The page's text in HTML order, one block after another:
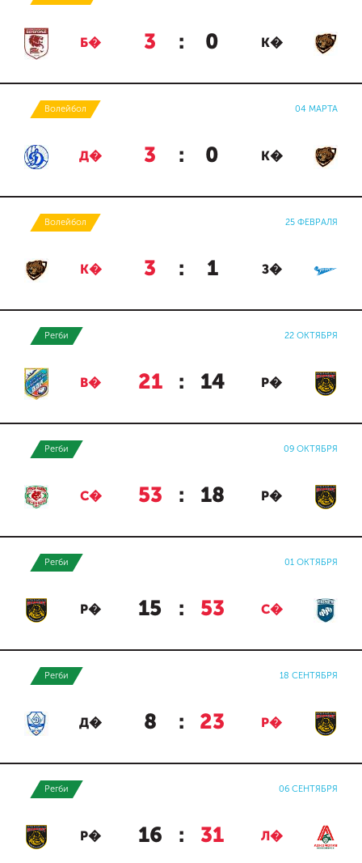
Б� 3 : 0 К�
Волейбол 04 МАРТА
Д� 3 : 0 К�
Волейбол 25 ФЕВРАЛЯ
К� 3 : 1 З�
Регби 22 ОКТЯБРЯ
В� 21 : 14 Р�
Регби 09 ОКТЯБРЯ
С� 53 : 18 Р�
Регби 01 ОКТЯБРЯ
Р� 15 : 53 С�
Регби 18 СЕНТЯБРЯ
Д� 8 : 23 Р�
Регби 06 СЕНТЯБРЯ
Р� 16 : 31 Л�